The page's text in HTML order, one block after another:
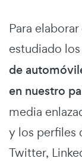
Para
estudiado
de
en nuestro
media
y los perfiles
Twitter,